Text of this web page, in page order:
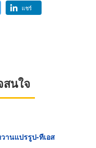
แชร์
นใจ
านแปรรูป-ทีเอส